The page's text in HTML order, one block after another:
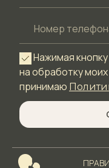
Нажимая
на обработку
принимаю